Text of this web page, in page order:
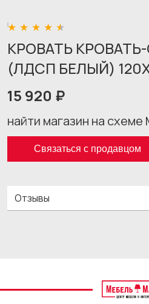
КРОВАТЬ
(ЛДСП БЕЛЫЙ)
15 920 ₽
найти магазин на
Связаться с продавцом
Отзывы